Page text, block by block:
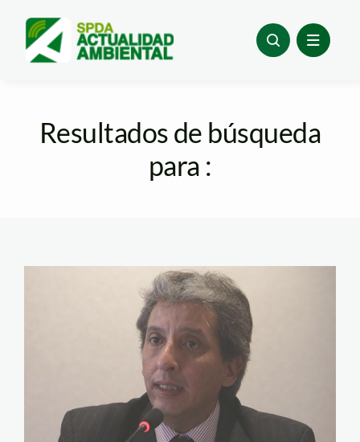
content
Resultados de búsqueda
para :
manuel_pulgar_vidal